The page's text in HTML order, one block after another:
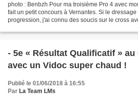
photo : Benbzh Pour ma troisième Pro 4 avec
fait un petit concours à Vernantes. Si le
progression, j'ai connu des soucis sur le cross
- 5e « Résultat Qualificatif » au
avec un Vidoc super chaud !
Publié le 01/06/2018 à 16:55
Par La Team LMs